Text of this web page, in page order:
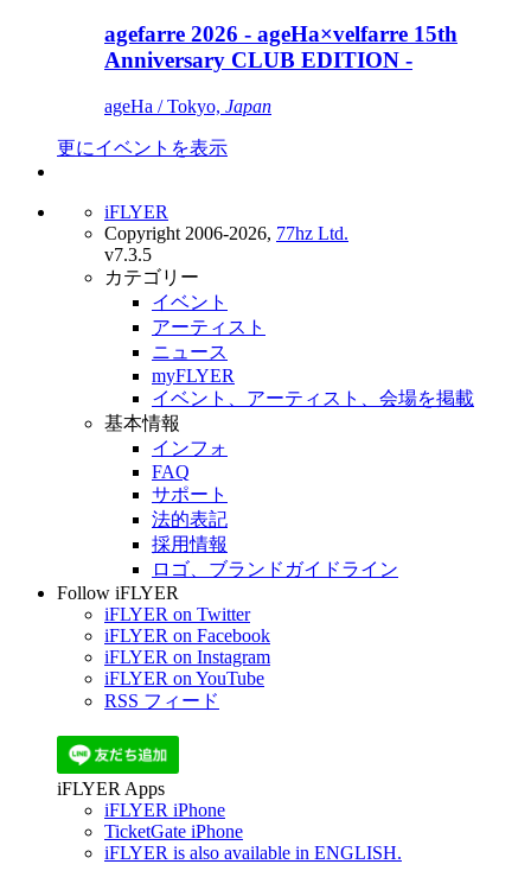
agefarre 2026 - ageHa×velfarre 15th
Anniversary CLUB EDITION -
ageHa / Tokyo, Japan
更にイベントを表示
iFLYER
Copyright 2006-2026, 77hz Ltd.
v7.3.5
カテゴリー
イベント
アーティスト
ニュース
myFLYER
イベント、アーティスト、会場を掲載
基本情報
インフォ
FAQ
サポート
法的表記
採用情報
ロゴ、ブランドガイドライン
Follow iFLYER
iFLYER on Twitter
iFLYER on Facebook
iFLYER on Instagram
iFLYER on YouTube
RSS フィード
iFLYER Apps
iFLYER iPhone
TicketGate iPhone
iFLYER is also available in ENGLISH.